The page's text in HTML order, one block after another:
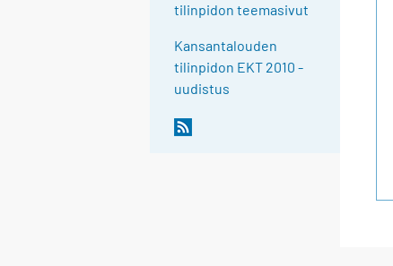
tilinpidon teemasivut
Kansantalouden
tilinpidon EKT 2010 -
uudistus